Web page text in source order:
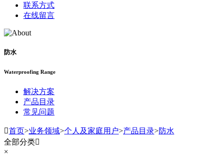
联系方式
在线留言
防水
Waterproofing Range
解决方案
产品目录
常见问题
首页>业务领域>个人及家庭用户>产品目录>防水
全部分类
×